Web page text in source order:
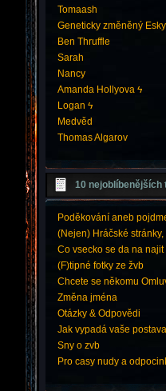
Tomaash
Geneticky změněný
Ben Thruffle
Sarah
Nancy
Amanda Hollyova ϟ
Logan ϟ
Medvěd
Thomas Algarov
10 nejoblíbenějších
Poděkování aneb
(Nejen) Hráčské
Co vsecko se da na najit
(F)tipné fotky ze žvb
Chcete se někomu
Změna jména
Otázky & Odpovědi
Jak vypadá vaše
Sny o zvb
Pro casy nudy a